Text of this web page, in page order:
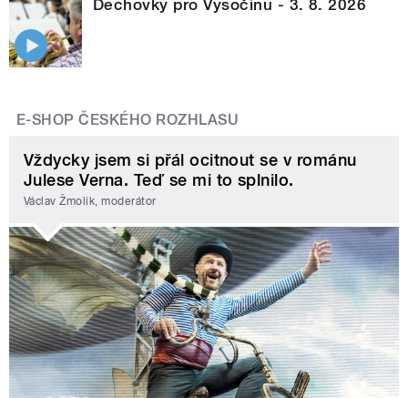
Dechovky pro Vysočinu - 3. 8. 2026
E-SHOP ČESKÉHO ROZHLASU
Vždycky jsem si přál ocitnout se v románu
Julese Verna. Teď se mi to splnilo.
Václav Žmolík, moderátor